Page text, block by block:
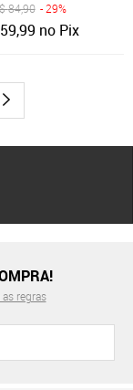
84,90 - 29%
59,99 no Pix
as regras